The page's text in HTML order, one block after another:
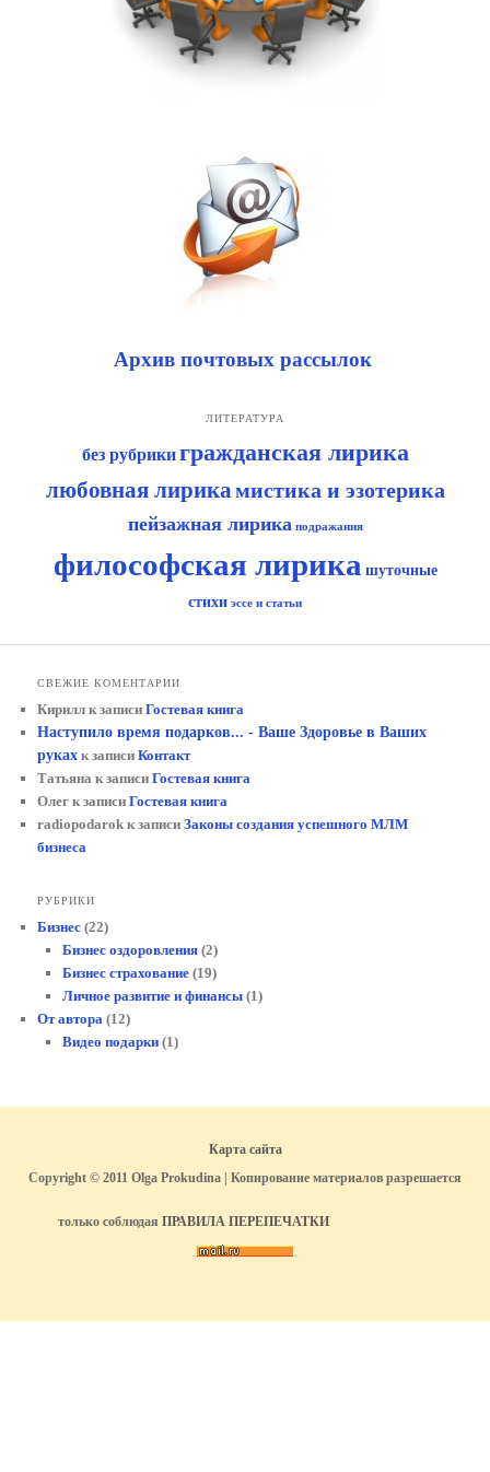
Архив почтовых рассылок
ЛИТЕРАТУРА
без рубрики гражданская лирика
любовная лирикамистика и эзотерика
пейзажная лирика подражания
философская лирика шуточные
стихи эссе и статьи
СВЕЖИЕ КОМЕНТАРИИ
Кирилл к записиГостевая книга
Наступило время подарков... - Ваше Здоровье в Ваших
руках к записиКонтакт
Татьяна к записиГостевая книга
Олег к записиГостевая книга
radiopodarok к записиЗаконы создания успешного МЛМ
бизнеса
РУБРИКИ
Бизнес (22)
Бизнес оздоровления(2)
Бизнес страхование(19)
Личное развитие и финансы(1)
От автора (12)
Видео подарки(1)
Карта сайта
Copyright © 2011 Olga Prokudina | Копирование материалов разрешается
только соблюдая ПРАВИЛА ПЕРЕПЕЧАТКИ